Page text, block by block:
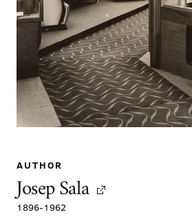
AUTHOR
Josep Sala
1896-1962